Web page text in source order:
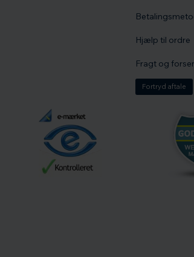
Hjælp til ordre
Fragt og
Fortryd aftale